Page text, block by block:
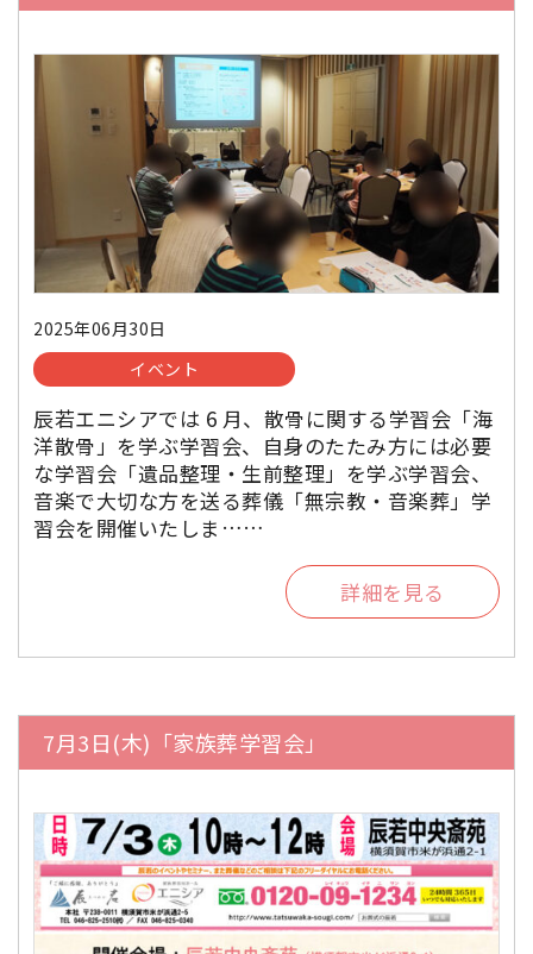
2025年06月30日
イベント
辰若エニシアでは 6 月、散骨に関する学習会「海
洋散骨」を学ぶ学習会、自身のたたみ方には必要
な学習会「遺品整理・生前整理」を学ぶ学習会、
音楽で大切な方を送る葬儀「無宗教・音楽葬」学
習会を開催いたしま……
詳細を見る
7月3日(木)「家族葬学習会」